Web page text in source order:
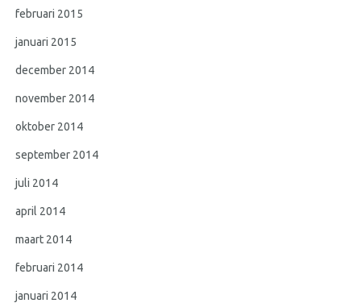
februari 2015
januari 2015
december 2014
november 2014
oktober 2014
september 2014
juli 2014
april 2014
maart 2014
februari 2014
januari 2014